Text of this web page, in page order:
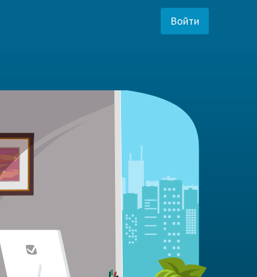
Войти